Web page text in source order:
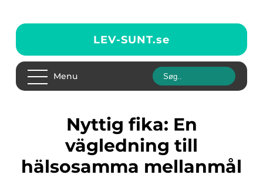
LEV-SUNT.se
Menu
Nyttig fika: En
vägledning till
hälsosamma mellanmål